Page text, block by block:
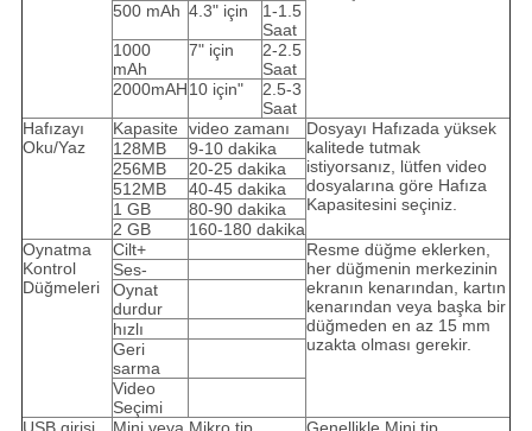
500 mAh 4.3" için
1-1.5
Saat
1000
mAh
7" için
2-2.5
Saat
2000mAH10 için"
2.5-3
Saat
Hafızayı
Oku/Yaz
Kapasite video zamanı
Dosyayı Hafızada yüksek
kalitede tutmak
istiyorsanız, lütfen video
dosyalarına göre Hafıza
Kapasitesini seçiniz.
128MB
9-10 dakika
256MB
20-25 dakika
512MB
40-45 dakika
1 GB
80-90 dakika
2 GB
160-180 dakika
Oynatma
Kontrol
Düğmeleri
Cilt+
Resme düğme eklerken,
her düğmenin merkezinin
ekranın kenarından, kartın
kenarından veya başka bir
düğmeden en az 15 mm
uzakta olması gerekir.
Ses-
Oynat
durdur
hızlı
Geri
sarma
Video
Seçimi